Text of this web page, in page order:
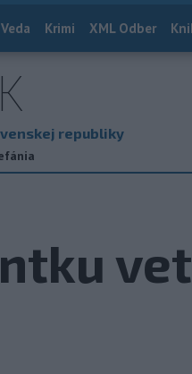
Veda Krimi XML Odber
republiky